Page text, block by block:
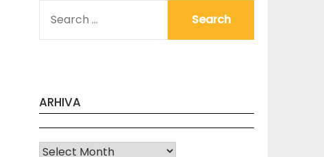
FOR:
ARHIVA
Arhiva